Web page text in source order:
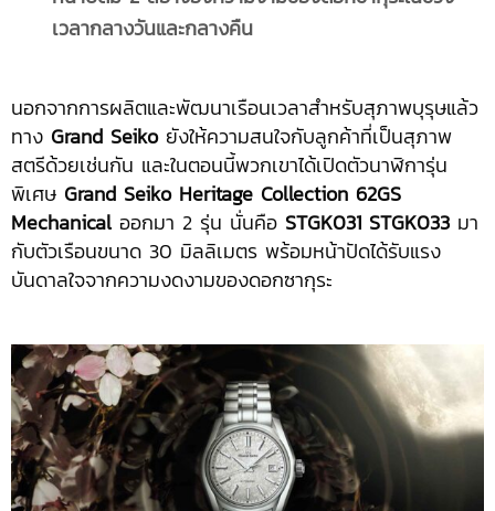
เวลากลางวันและกลางคืน
นอกจากการผลิตและพัฒนาเรือนเวลาสำหรับสุภาพบุรุษแล้ว
ทาง Grand Seikoยังให้ความสนใจกับลูกค้าที่เป็นสุภาพ
สตรีด้วยเช่นกัน และในตอนนี้พวกเขาได้เปิดตัวนาฬิการุ่น
พิเศษ Grand Seiko Heritage Collection 62GS
Mechanical ออกมา 2 รุ่น นั่นคือ STGK031 STGK033 มา
กับตัวเรือนขนาด 30 มิลลิเมตร พร้อมหน้าปัดได้รับแรง
บันดาลใจจากความงดงามของดอกซากุระ